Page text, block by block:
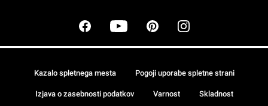
Kazalo spletnega mesta Pogoji uporabe spletne strani
Izjava o zasebnosti podatkov Varnost Skladnost